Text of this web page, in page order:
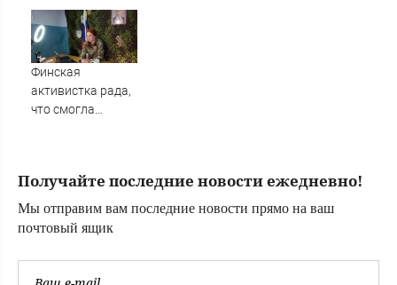
поставила отцу
печальный
диагноз
Финская
активистка рада,
что смогла
на Вести.ru
Получайте последние новости ежедневно!
Мы отправим вам последние новости прямо на ваш
почтовый ящик